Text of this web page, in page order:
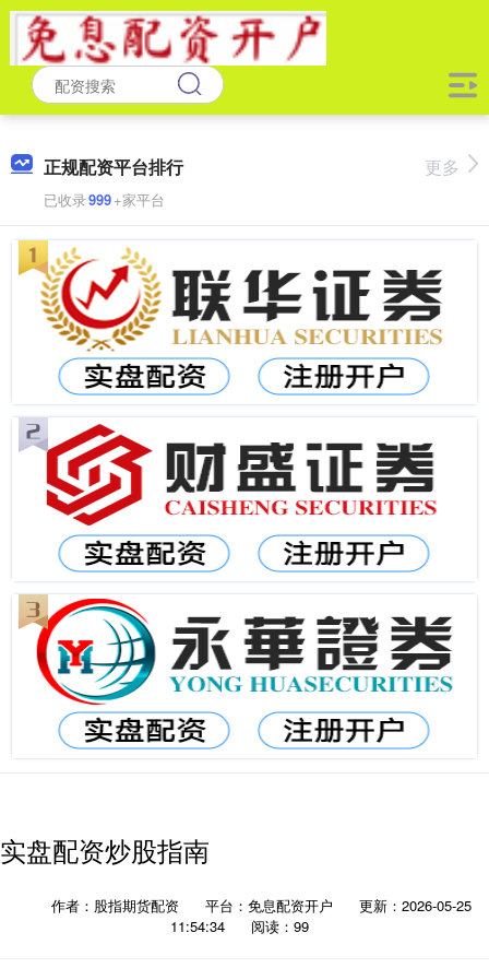
正规配资平台排行
已收录999+家平台
更多
实盘配资炒股指南
作者：股指期货配资 平台：免息配资开户
更新：2026-05-25
11:54:34
阅读：99